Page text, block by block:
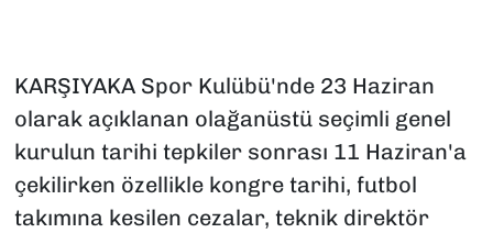
KARŞIYAKA Spor Kulübü'nde 23 Haziran
olarak açıklanan olağanüstü seçimli genel
kurulun tarihi tepkiler sonrası 11 Haziran'a
çekilirken özellikle kongre tarihi, futbol
takımına kesilen cezalar, teknik direktör